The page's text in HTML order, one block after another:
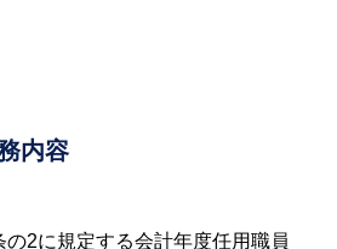
内容
2に規定する会計年度任用職員